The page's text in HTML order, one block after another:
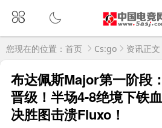
您现在的位置： 首页 Cs:go 资讯正文
布达佩斯Major第一阶段
晋级！半场4-8绝境下铁
决胜图击溃Fluxo！